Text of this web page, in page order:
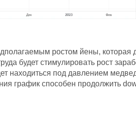
ростом йены, которая
будет стимулировать рост
под давлением
график способен продолжить